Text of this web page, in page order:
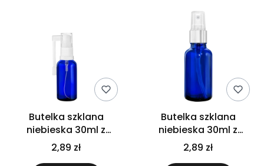
Butelka szklana
niebieska 30ml z
atomizerem do gardła
2,89 zł
Butelka szklana
niebieska 30ml z
atomizerem srebrnym
spray
2,89 zł